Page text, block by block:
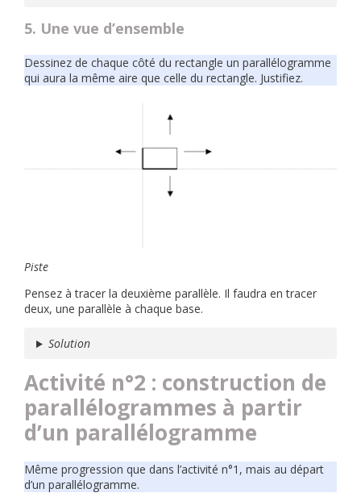
5. Une vue d’ensemble
Dessinez de chaque côté du rectangle un parallélogramme
qui aura la même aire que celle du rectangle. Justifiez.
Piste
Pensez à tracer la deuxième parallèle. Il faudra en tracer
deux, une parallèle à chaque base.
Solution
Activité n°2 : construction de
parallélogrammes à partir
d’un parallélogramme
Même progression que dans l’activité n°1, mais au départ
d’un parallélogramme.